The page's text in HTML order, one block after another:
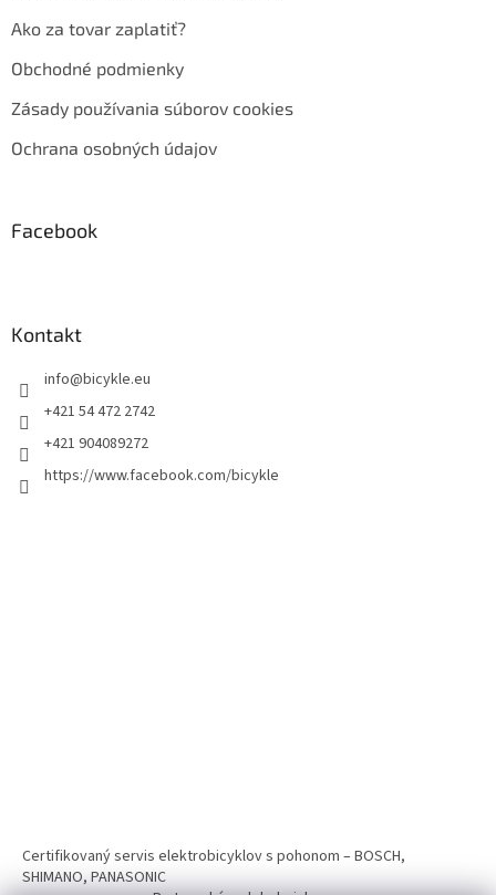
Ako za tovar zaplatiť?
Obchodné podmienky
Zásady používania súborov cookies
Ochrana osobných údajov
Facebook
Kontakt
info@bicykle.eu
+421 54 472 2742
+421 904089272
https://www.facebook.com/bicykle
Certifikovaný servis elektrobicyklov s pohonom – BOSCH,
SHIMANO, PANASONIC